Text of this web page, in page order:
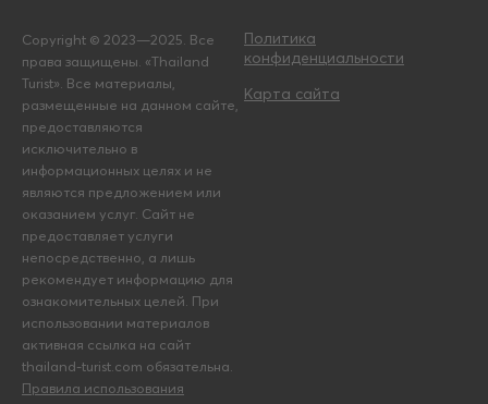
Copyright © 2023—2025. Все
права защищены. «Thailand
Turist». Все материалы,
размещенные на данном сайте,
предоставляются
исключительно в
информационных целях и не
являются предложением или
оказанием услуг. Сайт не
предоставляет услуги
непосредственно, а лишь
рекомендует информацию для
ознакомительных целей. При
использовании материалов
активная ссылка на сайт
thailand-turist.com обязательна.
Правила использования
Политика
конфиденциальности
Карта сайта